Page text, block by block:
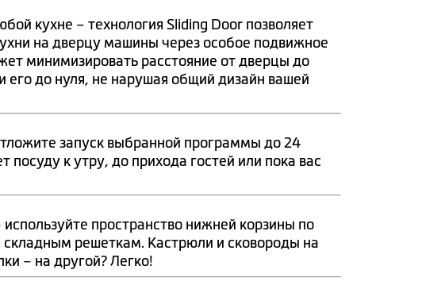
кухне – технология Sliding Door позволяет
на дверцу машины через особое подвижное
минимизировать расстояние от дверцы до
его до нуля, не нарушая общий дизайн вашей
запуск выбранной программы до 24
посуду к утру, до прихода гостей или пока вас
используйте пространство нижней корзины по
решеткам. Кастрюли и сковороды на
– на другой? Легко!